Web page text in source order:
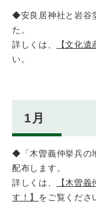
◆安良居神社と岩谷
た。
詳しくは、
【文化
い。
1月
◆「木曽義仲挙兵の
配布します。
詳しくは、
【木曽
す！】 をご覧くださ